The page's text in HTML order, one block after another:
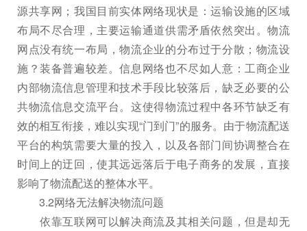
源共享网；我国目前实体网络现状是：运输设施的区域
布局不尽合理，主要运输通道供需矛盾依然突出。物流
网点没有统一布局，物流企业的分布过于分散；物流设
施？装备普遍较差。信息网络也不尽如人意：工商企业
内部物流信息管理和技术手段比较落后，缺乏必要的公
共物流信息交流平台。这使得物流过程中各环节缺乏有
效的相互衔接，难以实现“门到门”的服务。由于物流配送
平台的构筑需要大量的投入，以及各部门间协调整合在
时间上的迂回，使其远远落后于电子商务的发展，直接
影响了物流配送的整体水平。
3.2网络无法解决物流问题
依靠互联网可以解决商流及其相关问题，但是却无